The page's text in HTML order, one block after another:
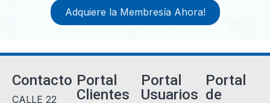
Adquiere la Membresía Ahora!
Contacto
CALLE 22
Portal
Clientes
Portal
Usuarios
Portal
de